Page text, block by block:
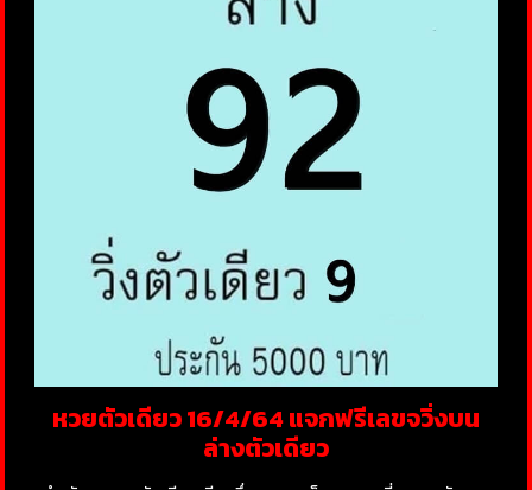
หวยตัวเดียว 16/4/64 แจกฟรีเลขจวิ่งบน
ล่างตัวเดียว